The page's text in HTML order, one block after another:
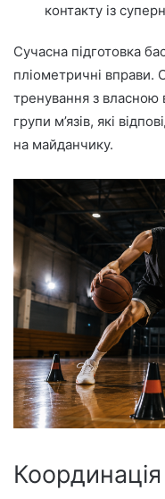
контакту із
Сучасна підготовка
пліометричні вправи.
тренування з власною
групи м’язів, які
на майданчику.